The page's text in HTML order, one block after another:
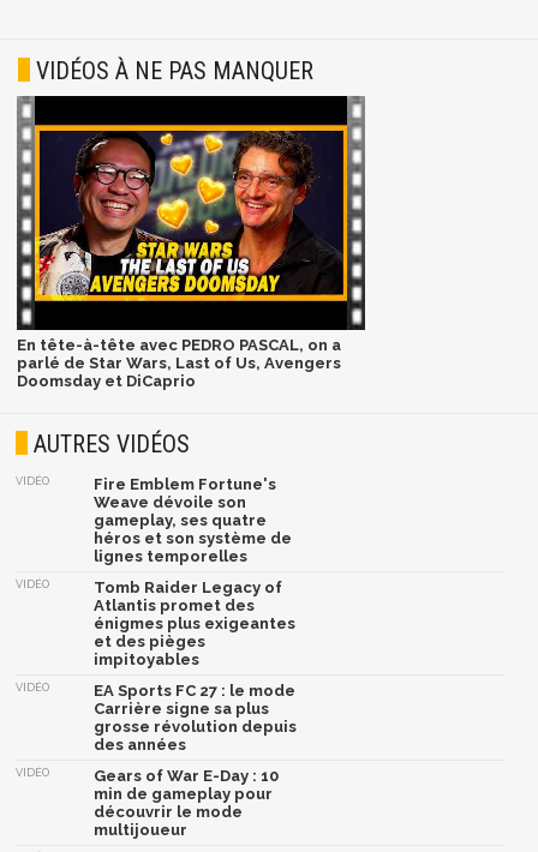
VIDÉOS À NE PAS MANQUER
En tête-à-tête avec PEDRO PASCAL, on a
parlé de Star Wars, Last of Us, Avengers
Doomsday et DiCaprio
AUTRES VIDÉOS
VIDÉO
Fire Emblem Fortune's
Weave dévoile son
gameplay, ses quatre
héros et son système de
lignes temporelles
VIDÉO
Tomb Raider Legacy of
Atlantis promet des
énigmes plus exigeantes
et des pièges
impitoyables
VIDÉO
EA Sports FC 27 : le mode
Carrière signe sa plus
grosse révolution depuis
des années
VIDÉO
Gears of War E-Day : 10
min de gameplay pour
découvrir le mode
multijoueur